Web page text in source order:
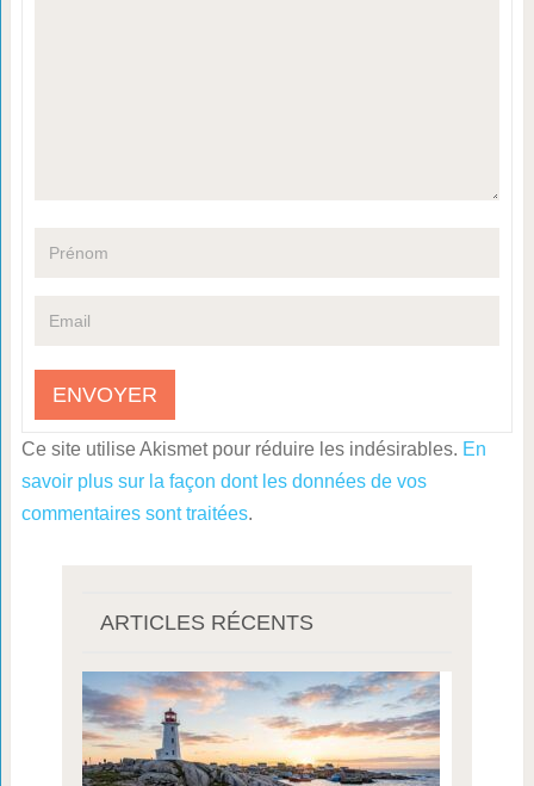
Ce site utilise Akismet pour réduire les indésirables. En
savoir plus sur la façon dont les données de vos
commentaires sont traitées.
ARTICLES RÉCENTS